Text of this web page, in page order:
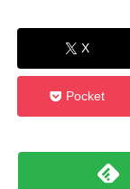
X
Pocket